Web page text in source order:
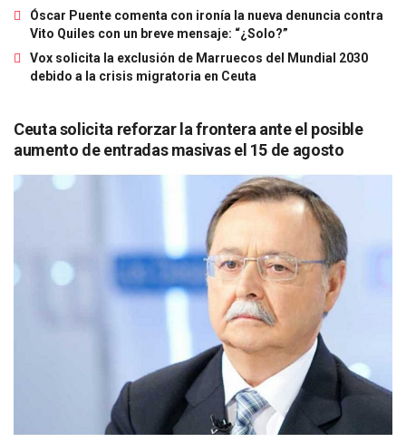
Óscar Puente comenta con ironía la nueva denuncia contra
Vito Quiles con un breve mensaje: “¿Solo?”
Vox solicita la exclusión de Marruecos del Mundial 2030
debido a la crisis migratoria en Ceuta
Ceuta solicita reforzar la frontera ante el posible
aumento de entradas masivas el 15 de agosto